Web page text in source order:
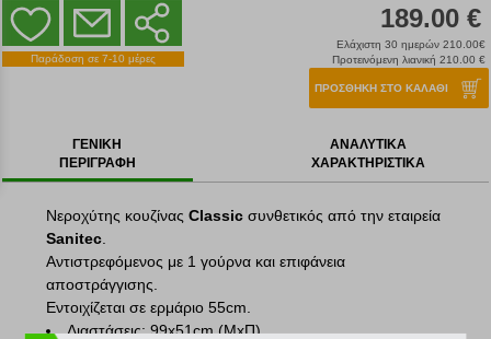
Παράδοση σε 7-10 μέρες
189.00 €
Ελάχιστη 30 ημερών 210.00€
Προτεινόμενη λιανική 210.00 €
ΠΡΟΣΘΗΚΗ ΣΤΟ ΚΑΛΑΘΙ
ΓΕΝΙΚΗ
ΠΕΡΙΓΡΑΦΗ
ΑΝΑΛΥΤΙΚΑ
ΧΑΡΑΚΤΗΡΙΣΤΙΚΑ
Νεροχύτης κουζίναςClassic συνθετικός από την εταιρεία
Sanitec.
Αντιστρεφόμενος με 1 γούρνα και επιφάνεια
αποστράγγισης.
Εντοιχίζεται σε ερμάριο 55cm.
Διαστάσεις: 99x51cm (ΜxΠ)